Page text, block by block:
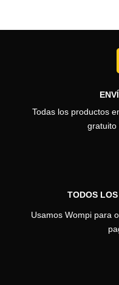
Todas los productos
gratuito
TODOS
Usamos Wompi para